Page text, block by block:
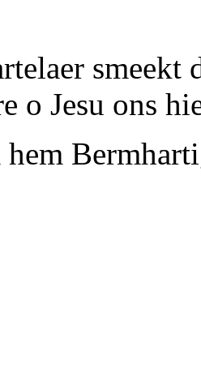
smeekt
o Jesu ons
hem